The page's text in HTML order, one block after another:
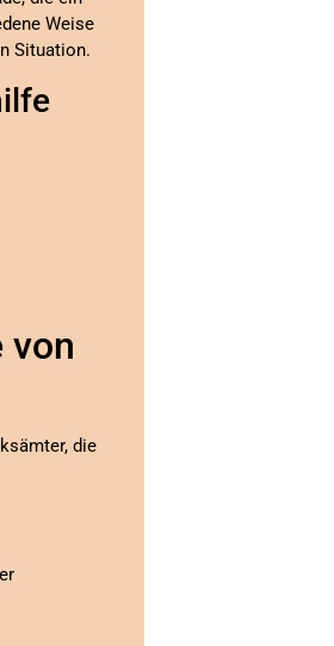
Weise
Situation.
von
die